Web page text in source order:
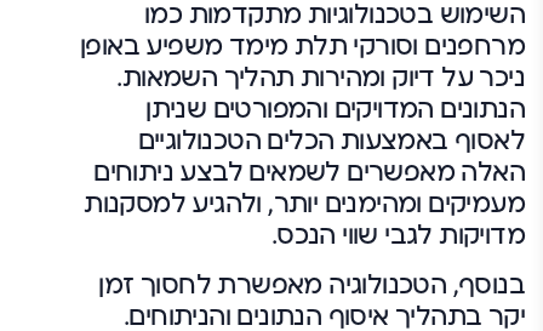
השימוש בטכנולוגיות מתקדמות כמו
מרחפנים וסורקי תלת מימד משפיע באופן
ניכר על דיוק ומהירות תהליך השמאות.
הנתונים המדויקים והמפורטים שניתן
לאסוף באמצעות הכלים הטכנולוגיים
האלה מאפשרים לשמאים לבצע ניתוחים
מעמיקים ומהימנים יותר, ולהגיע למסקנות
מדויקות לגבי שווי הנכס.
בנוסף, הטכנולוגיה מאפשרת לחסוך זמן
יקר בתהליך איסוף הנתונים והניתוחים.